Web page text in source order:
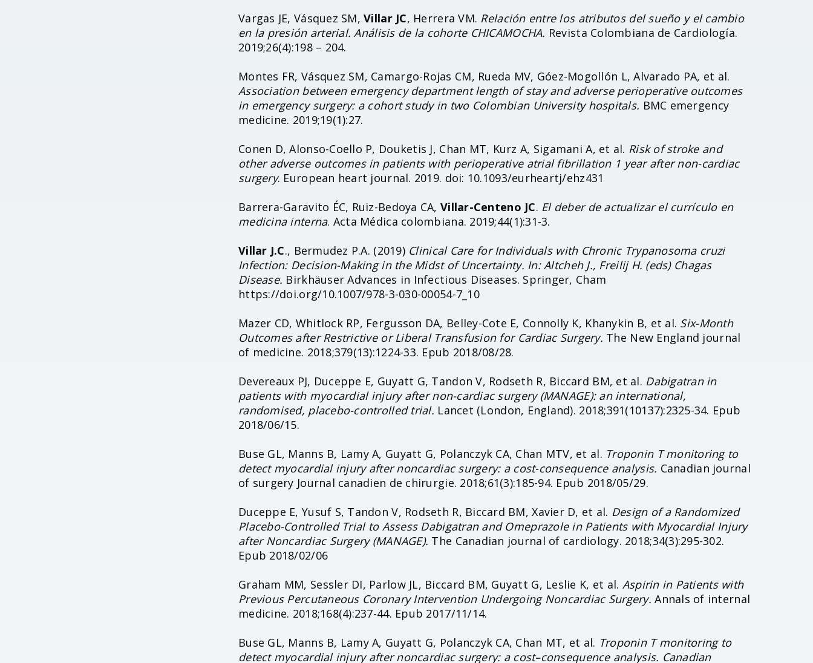
Vargas JE, Vásquez SM,Villar JC, Herrera VM. Relación entre los atributos del sueño y el cambio
en la presión arterial. Análisis de la cohorte CHICAMOCHA. Revista Colombiana de Cardiología.
2019;26(4):198 – 204.
Montes FR, Vásquez SM, Camargo-Rojas CM, Rueda MV, Góez-Mogollón L, Alvarado PA, et al.
Association between emergency department length of stay and adverse perioperative outcomes
in emergency surgery: a cohort study in two Colombian University hospitals. BMC emergency
medicine. 2019;19(1):27.
Conen D, Alonso-Coello P, Douketis J, Chan MT, Kurz A, Sigamani A, et al. Risk of stroke and
other adverse outcomes in patients with perioperative atrial fibrillation 1 year after non-cardiac
surgery. European heart journal. 2019. doi: 10.1093/eurheartj/ehz431
Barrera-Garavito ÉC, Ruiz-Bedoya CA, Villar-Centeno JC. El deber de actualizar el currículo en
medicina interna. Acta Médica colombiana. 2019;44(1):31-3.
Villar J.C., Bermudez P.A. (2019) Clinical Care for Individuals with Chronic Trypanosoma cruzi
Infection: Decision-Making in the Midst of Uncertainty. In: Altcheh J., Freilij H. (eds) Chagas
Disease. Birkhäuser Advances in Infectious Diseases. Springer, Cham
https://doi.org/10.1007/978-3-030-00054-7_10
Mazer CD, Whitlock RP, Fergusson DA, Belley-Cote E, Connolly K, Khanykin B, et al. Six-Month
Outcomes after Restrictive or Liberal Transfusion for Cardiac Surgery. The New England journal
of medicine. 2018;379(13):1224-33. Epub 2018/08/28.
Devereaux PJ, Duceppe E, Guyatt G, Tandon V, Rodseth R, Biccard BM, et al. Dabigatran in
patients with myocardial injury after non-cardiac surgery (MANAGE): an international,
randomised, placebo-controlled trial. Lancet (London, England). 2018;391(10137):2325-34. Epub
2018/06/15.
Buse GL, Manns B, Lamy A, Guyatt G, Polanczyk CA, Chan MTV, et al. Troponin T monitoring to
detect myocardial injury after noncardiac surgery: a cost-consequence analysis. Canadian journal
of surgery Journal canadien de chirurgie. 2018;61(3):185-94. Epub 2018/05/29.
Duceppe E, Yusuf S, Tandon V, Rodseth R, Biccard BM, Xavier D, et al. Design of a Randomized
Placebo-Controlled Trial to Assess Dabigatran and Omeprazole in Patients with Myocardial Injury
after Noncardiac Surgery (MANAGE). The Canadian journal of cardiology. 2018;34(3):295-302.
Epub 2018/02/06
Graham MM, Sessler DI, Parlow JL, Biccard BM, Guyatt G, Leslie K, et al. Aspirin in Patients with
Previous Percutaneous Coronary Intervention Undergoing Noncardiac Surgery. Annals of internal
medicine. 2018;168(4):237-44. Epub 2017/11/14.
Buse GL, Manns B, Lamy A, Guyatt G, Polanczyk CA, Chan MT, et al. Troponin T monitoring to
detect myocardial injury after noncardiac surgery: a cost–consequence analysis. Canadian